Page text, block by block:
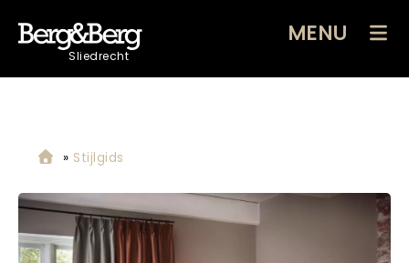
Sliedrecht
MENU
» Stijlgids